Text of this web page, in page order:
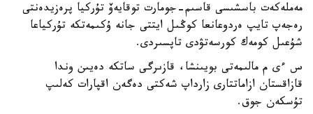
مەملەكەت باسشىسى قاسىم-جومارت توقايەۆ تۇركيا پرەزيدەنتى
رەجەپ تايپ ەردوعانعا كوڭىل ايتتى جانە ۇكىمەتكە تۇركياعا
شۇعىل كومەك كورسەتۋدى تاپسىردى.
س ءى م مالىمەتى بويىنشا، قازىرگى ساتكە دەيىن وندا
قازاقستان ازاماتتارى زارداپ شەكتى دەگەن اقپارات كەلىپ
تۇسكەن جوق.